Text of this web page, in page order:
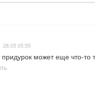
28.05 05:55
придурок может еще что-то